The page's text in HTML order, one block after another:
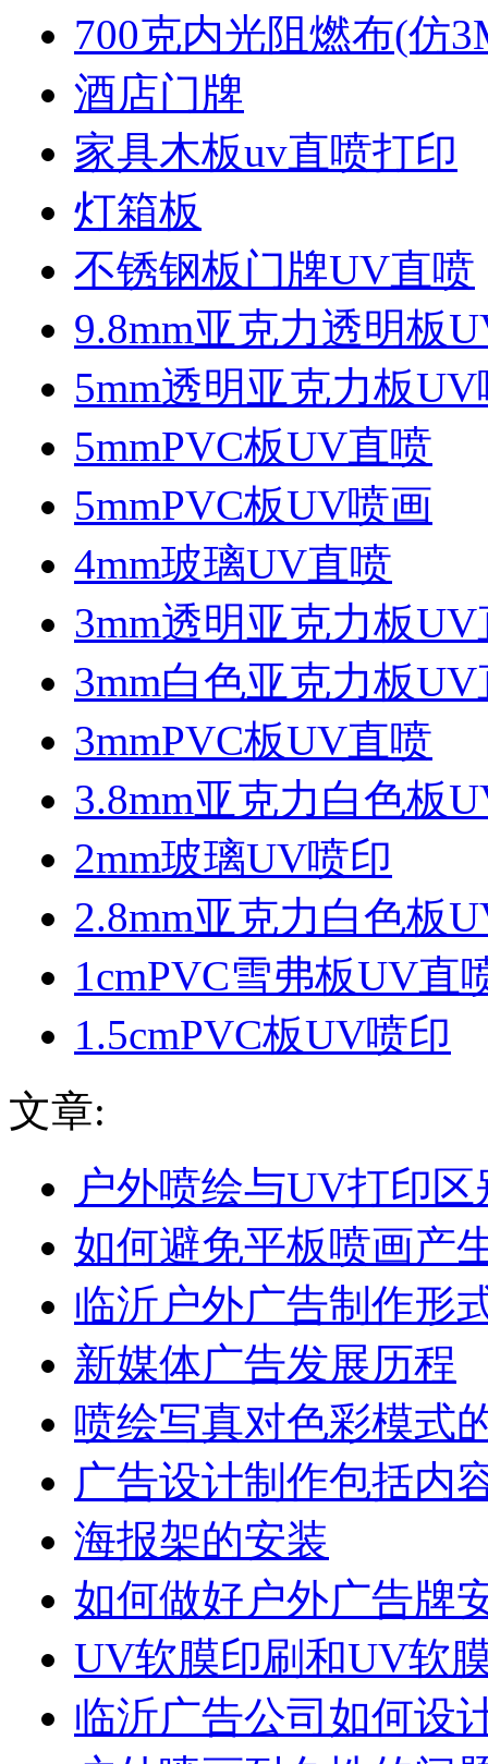
700克内光阻燃布(仿
酒店门牌
家具木板uv直喷打印
灯箱板
不锈钢板门牌UV直喷
9.8mm亚克力透明板
5mm透明亚克力板
5mmPVC板UV直喷
5mmPVC板UV喷画
4mm玻璃UV直喷
3mm透明亚克力板
3mm白色亚克力板
3mmPVC板UV直喷
3.8mm亚克力白色板
2mm玻璃UV喷印
2.8mm亚克力白色板
1cmPVC雪弗板UV直
1.5cmPVC板UV喷印
文章:
户外喷绘与UV打印
如何避免平板喷画产
临沂户外广告制作形
新媒体广告发展历程
喷绘写真对色彩模式
广告设计制作包括内
海报架的安装
如何做好户外广告牌
UV软膜印刷和UV软
临沂广告公司如何设